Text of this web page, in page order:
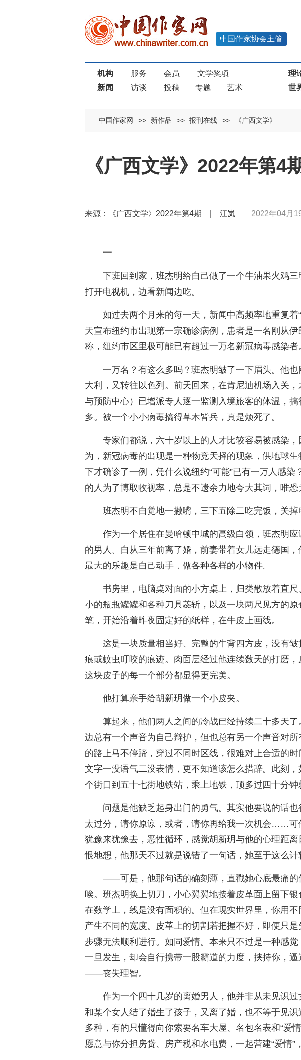
中国作家协会主管
机构 服务 会员
文学奖项
新闻
访谈 投稿 专题 艺术
理
世
中国作家网 >> 新作品 >> 报刊在线 >> 《广西文学》
《广西文学》2022年第
来源：《广西文学》2022年第4期 | 江岚 2022年04月
一
下班回到家，班杰明给自己做了一个牛油果火鸡三
打开电视机，边看新闻边吃。
如过去两个月来的每一天，新闻中高频率地重复着
天宣布纽约市出现第一宗确诊病例，患者是一名刚从
称，纽约市区里极可能已有超过一万名新冠病毒感染者
一万名？有这么多吗？班杰明皱了一下眉头。他
大利，又转往以色列。前天回来，在肯尼迪机场入关，
与预防中心）已增派专人逐一监测入境旅客的体温，
多。被一个小小病毒搞得草木皆兵，真是烦死了。
专家们都说，六十岁以上的人才比较容易被感染
为，新冠病毒的出现是一种物竞天择的现象，供地球
下才确诊了一例，凭什么说纽约“可能”已有一万人感染
的人为了博取收视率，总是不遗余力地夸大其词，唯恐
班杰明不自觉地一撇嘴，三下五除二吃完饭，关掉
作为一个居住在曼哈顿中城的高级白领，班杰明
的男人。自从三年前离了婚，前妻带着女儿远走德国，
最大的乐趣是自己动手，做各种各样的小物件。
书房里，电脑桌对面的小方桌上，归类散放着直
小的瓶瓶罐罐和各种刀具菱斩，以及一块两尺见方的
笔，开始沿着昨夜固定好的纸样，在牛皮上画线。
这是一块质量相当好、完整的牛背四方皮，没有
痕或蚊虫叮咬的痕迹。肉面层经过他连续数天的打磨，
这块皮子的每一个部分都显得更完美。
他打算亲手给胡新玥做一个小皮夹。
算起来，他们两人之间的冷战已经持续二十多天
边总有一个声音为自己辩护，但也总有另一个声音对
的路上马不停蹄，穿过不同时区线，很难对上合适的时
文字一没语气二没表情，更不知道该怎么措辞。此刻
个街口到五十七街地铁站，乘上地铁，顶多过四十分钟
问题是他缺乏起身出门的勇气。其实他要说的话
太过分，请你原谅，或者，请你再给我一次机会……可
犹豫来犹豫去，恶性循环，感觉胡新玥与他的心理距
恨地想，他那天不过就是说错了一句话，她至于这么计
——可是，他那句话的确刻薄，直戳她心底最痛的
唉。班杰明换上切刀，小心翼翼地按着皮革面上留下银
在数学上，线是没有面积的。但在现实世界里，你用
产生不同的宽度。皮革上的切割若把握不好，即便只
步骤无法顺利进行。如同爱情。本来只不过是一种感
一旦发生，却会自行携带一股霸道的力度，挟持你，
——丧失理智。
作为一个四十几岁的离婚男人，他并非从未见识过
和某个女人结了婚生了孩子，又离了婚，也不等于见识
多种，有的只懂得向你索要名车大屋、名包名表和“爱
愿意与你分担房贷、房产税和水电费，一起营建“爱情”